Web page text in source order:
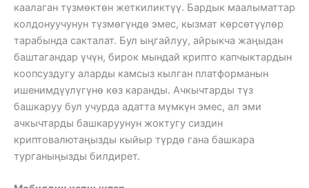
каалаган түзмөктөн жеткиликтүү. Бардык маалыматтар
колдонуучунун түзмөгүндө эмес, кызмат көрсөтүүлөр
тарабында сакталат. Бул ыңгайлуу, айрыкча жаңыдан
баштагандар үчүн, бирок мындай крипто капчыктардын
коопсуздугу аларды камсыз кылган платформанын
ишенимдүүлүгүнө көз каранды. Ачкычтарды түз
башкаруу бул учурда адатта мүмкүн эмес, ал эми
ачкычтарды башкаруунун жоктугу сиздин
криптовалютаңызды кыйыр түрдө гана башкара
турганыңызды билдирет.